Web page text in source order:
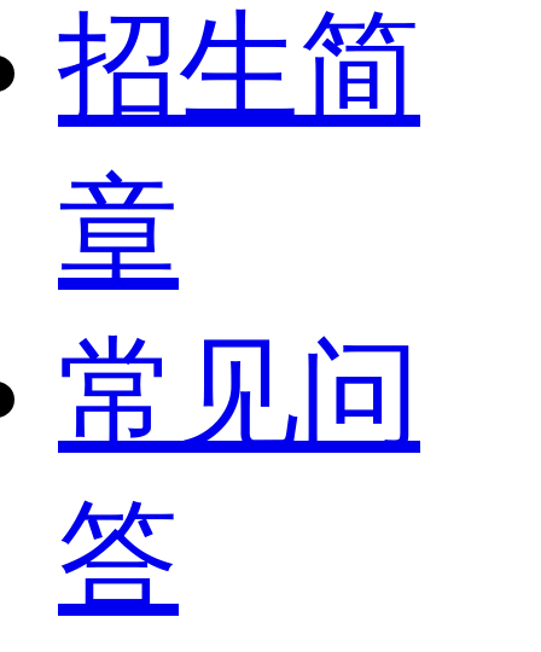
招生简
章
常见问
答